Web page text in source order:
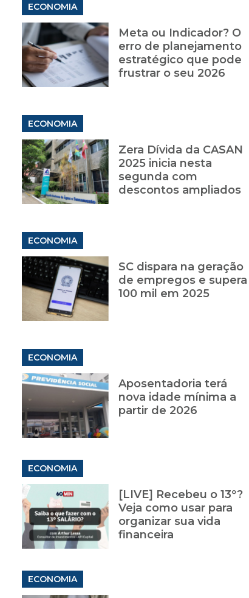
ECONOMIA
Meta ou Indicador? O
erro de planejamento
estratégico que pode
frustrar o seu 2026
ECONOMIA
Zera Dívida da CASAN
2025 inicia nesta
segunda com
descontos ampliados
ECONOMIA
SC dispara na geração
de empregos e supera
100 mil em 2025
ECONOMIA
Aposentadoria terá
nova idade mínima a
partir de 2026
ECONOMIA
[LIVE] Recebeu o 13º?
Veja como usar para
organizar sua vida
financeira
ECONOMIA